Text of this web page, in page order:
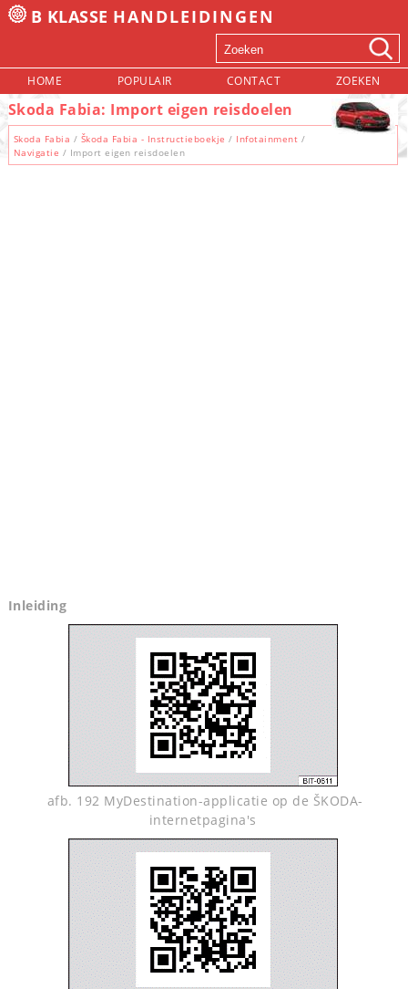
B KLASSE HANDLEIDINGEN
HOME POPULAIR CONTACT ZOEKEN
Skoda Fabia: Import eigen reisdoelen
Skoda Fabia / Škoda Fabia - Instructieboekje / Infotainment /
Navigatie / Import eigen reisdoelen
Inleiding
afb. 192 MyDestination-applicatie op de ŠKODA-
internetpagina's